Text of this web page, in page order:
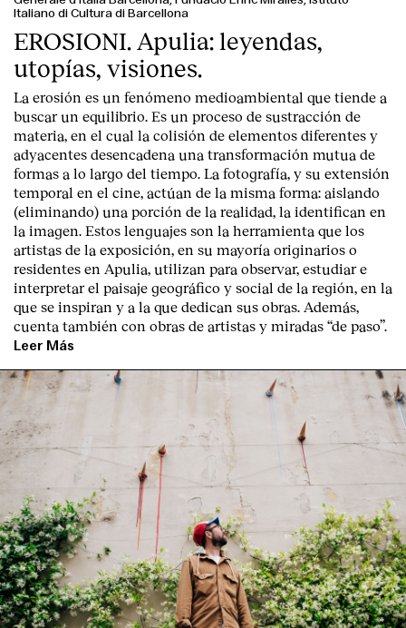
Contacto
Italiano di Cultura di Barcellona
EROSIONI. Apulia: leyendas,
utopías, visiones.
La erosión es un fenómeno medioambiental que tiende a
buscar un equilibrio. Es un proceso de sustracción de
materia, en el cual la colisión de elementos diferentes y
adyacentes desencadena una transformación mutua de
formas a lo largo del tiempo. La fotografía, y su extensión
temporal en el cine, actúan de la misma forma: aislando
(eliminando) una porción de la realidad, la identifican en
la imagen. Estos lenguajes son la herramienta que los
artistas de la exposición, en su mayoría originarios o
residentes en Apulia, utilizan para observar, estudiar e
interpretar el paisaje geográfico y social de la región, en la
que se inspiran y a la que dedican sus obras. Además,
cuenta también con obras de artistas y miradas “de paso”.
Leer Más